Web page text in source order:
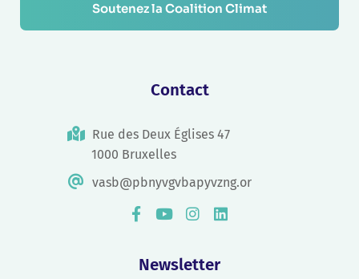
Soutenez la Coalition Climat
Contact
Rue des Deux Églises 47
1000 Bruxelles
vasb@pbnyvgvbapyvzng.or
Newsletter